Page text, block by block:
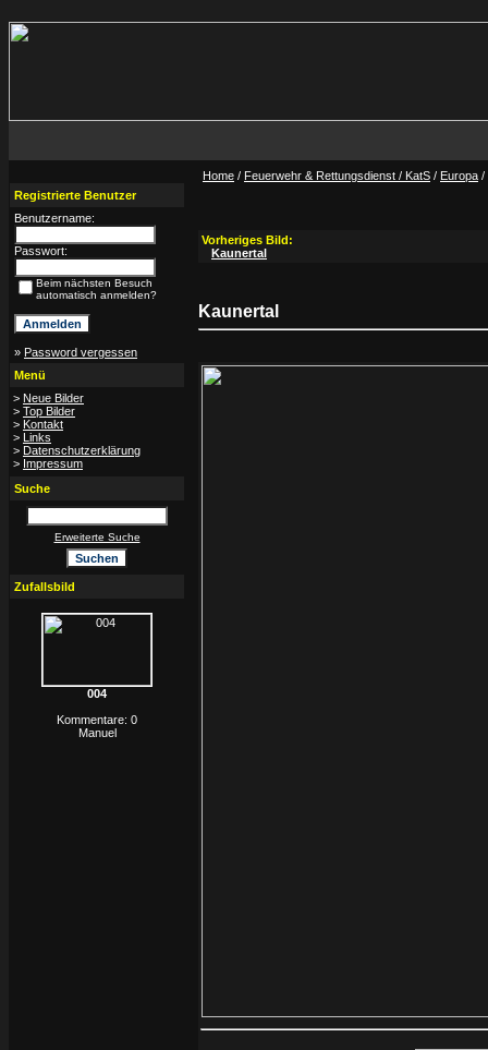
Registrierte Benutzer
Benutzername:
Passwort:
Beim nächsten Besuch
automatisch anmelden?
» Password vergessen
Menü
> Neue Bilder
> Top Bilder
> Kontakt
> Links
> Datenschutzerklärung
> Impressum
Suche
Erweiterte Suche
Zufallsbild
004
Kommentare: 0
Manuel
Home / Feuerwehr & Rettungsdienst / KatS / Europa /
Vorheriges Bild:
Kaunertal
Kaunertal